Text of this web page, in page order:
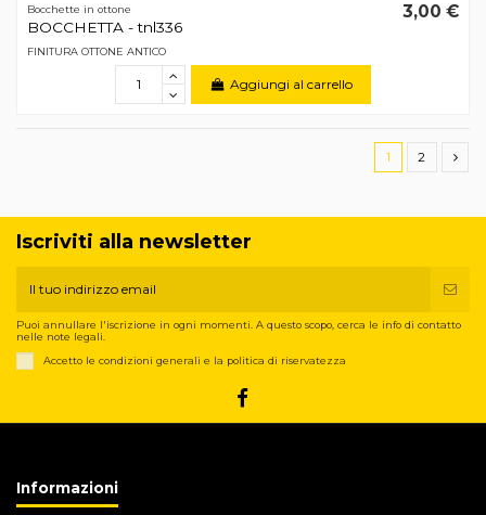
Bocchette in ottone
BOCCHETTA - tnl336
3,00 €
FINITURA OTTONE ANTICO
Aggiungi al carrello
1 2
Iscriviti alla newsletter
Puoi annullare l'iscrizione in ogni momenti. A questo scopo, cerca le info di contatto
nelle note legali.
Accetto le condizioni generali e la politica di riservatezza
Informazioni